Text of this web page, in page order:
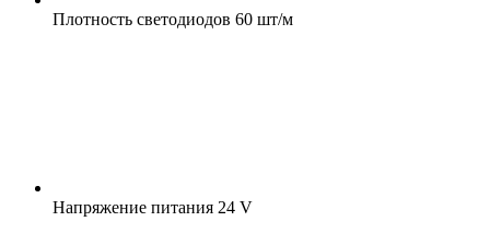
Плотность светодиодов 60 шт/м
Напряжение питания 24 V